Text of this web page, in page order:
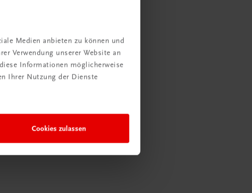
Medien anbieten zu können und
Verwendung unserer Website an
Informationen möglicherweise
Ihrer Nutzung der Dienste
Cookies zulassen